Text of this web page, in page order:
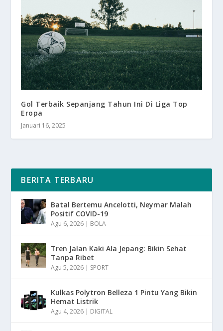
Gol Terbaik Sepanjang Tahun Ini Di Liga Top
Eropa
Januari 16, 2025
BERITA TERBARU
Batal Bertemu Ancelotti, Neymar Malah
Positif COVID-19
Agu 6, 2026 BOLA
Tren Jalan Kaki Ala Jepang: Bikin Sehat
Tanpa Ribet
Agu 5, 2026 SPORT
Kulkas Polytron Belleza 1 Pintu Yang Bikin
Hemat Listrik
Agu 4, 2026 DIGITAL